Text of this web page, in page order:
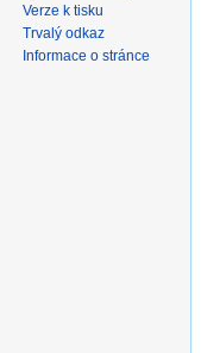
Verze k tisku
Trvalý odkaz
Informace o stránce